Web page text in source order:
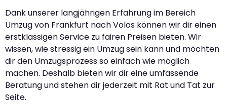
Dank unserer langjährigen Erfahrung im Bereich
Umzug von Frankfurt nach Volos können wir dir einen
erstklassigen Service zu fairen Preisen bieten. Wir
wissen, wie stressig ein Umzug sein kann und möchten
dir den Umzugsprozess so einfach wie möglich
machen. Deshalb bieten wir dir eine umfassende
Beratung und stehen dir jederzeit mit Rat und Tat zur
Seite.